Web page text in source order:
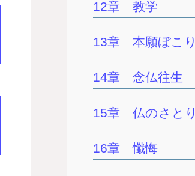
12章 教学
13章 本願ぼこり
14章 念仏往生
15章 仏のさとり
16章 懺悔